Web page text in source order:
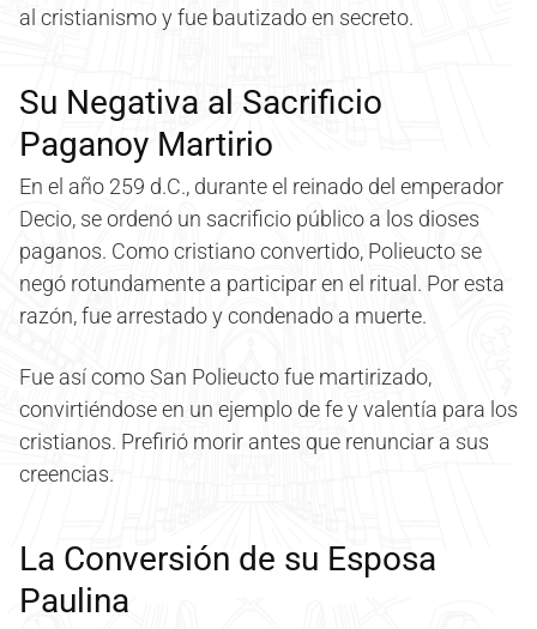
al cristianismo y fue bautizado en secreto.
Su Negativa al Sacrificio
Paganoy Martirio
En el año 259 d.C., durante el reinado del emperador
Decio, se ordenó un sacrificio público a los dioses
paganos. Como cristiano convertido, Polieucto se
negó rotundamente a participar en el ritual. Por esta
razón, fue arrestado y condenado a muerte.
Fue así como San Polieucto fue martirizado,
convirtiéndose en un ejemplo de fe y valentía para los
cristianos. Prefirió morir antes que renunciar a sus
creencias.
La Conversión de su Esposa
Paulina